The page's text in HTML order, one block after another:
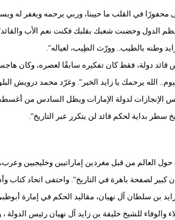
في القلب ما حيينا، وربي يرحمه ويغفر له
الدول وحضنت شعبك بقلبك فكنت نعم الأب
وطنه بالطيب.. وورّث الطِيب، لعياله".
دولة، فقط كان تفكيره سابقًا لعصره، وكان
الله يرحمك يا زايد الخير". وغرّد محمد درويش
لدولة الإمارات ويظل السادس من أغسطس
سطر بداية لحكم قائد ‏لن يتكرر عبر التاريخ".
الإمارات، متخطيًّا حاجز الـ121 مليون مشاهدة حول العالم من قبل مغردين إماراتيين
لصفحة باهرة في التاريخ". واحتفى اتحاد كتاب
بن سلطان آل نهيان، مقاليد الحكم في إمارة
والوفاء للشيخ خليفة بن زايد آل نهيان رئيس